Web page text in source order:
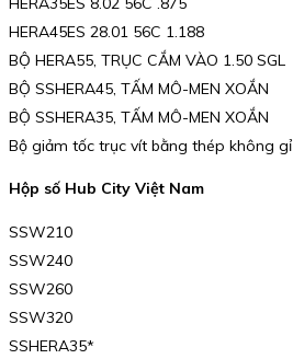
HERA45ES 28.01 56C 1.188
BỘ HERA55, TRỤC CẮM VÀO 1.50 SGL
BỘ SSHERA45, TẤM MÔ-MEN XOẮN
BỘ SSHERA35, TẤM MÔ-MEN XOẮN
Bộ giảm tốc trục vít bằng thép không gỉ
Hộp số Hub City Việt Nam
SSW210
SSW240
SSW260
SSW320
SSHERA35*